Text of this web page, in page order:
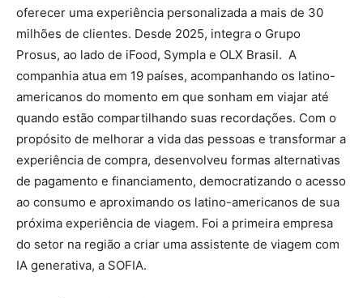
oferecer uma experiência personalizada a mais de 30
milhões de clientes. Desde 2025, integra o Grupo
Prosus, ao lado de iFood, Sympla e OLX Brasil. A
companhia atua em 19 países, acompanhando os latino-
americanos do momento em que sonham em viajar até
quando estão compartilhando suas recordações. Com o
propósito de melhorar a vida das pessoas e transformar a
experiência de compra, desenvolveu formas alternativas
de pagamento e financiamento, democratizando o acesso
ao consumo e aproximando os latino-americanos de sua
próxima experiência de viagem. Foi a primeira empresa
do setor na região a criar uma assistente de viagem com
IA generativa, a SOFIA.